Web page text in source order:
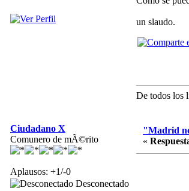
un slaudo.
De todos los
Ciudadano X
Comunero de mÃ©rito
Aplausos: +1/-0
Desconectado
"Madrid
«